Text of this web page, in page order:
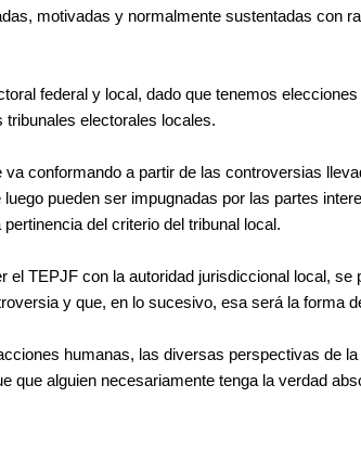
motivadas y normalmente sustentadas con
federal y local, dado que tenemos
electorales locales.
conformando a partir de las controversias
pueden ser impugnadas por las partes
del criterio del tribunal local.
el TEPJF con la autoridad jurisdiccional local,
y que, en lo sucesivo, esa será la forma
humanas, las diversas perspectivas de
que alguien necesariamente tenga la verdad